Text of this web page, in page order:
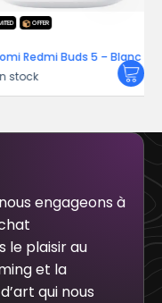
OFFER
Redmi Buds 5 – Blanc
stock
engageons à
le plaisir au
et la
qui nous